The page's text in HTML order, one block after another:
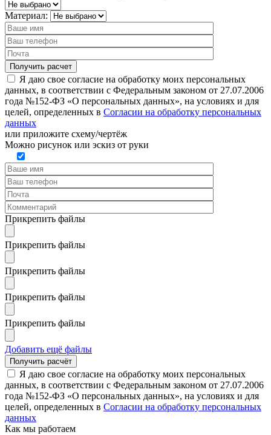
Материал:
Я даю свое согласие на обработку моих персональных
данных, в соответствии с Федеральным законом от 27.07.2006
года №152-ФЗ «О персональных данных», на условиях и для
целей, определенных в Согласии на обработку персональных
данных
или приложите схему/чертёж
Можно рисунок или эскиз от руки
Прикрепить файлы
Прикрепить файлы
Прикрепить файлы
Прикрепить файлы
Прикрепить файлы
Добавить ещё файлы
Я даю свое согласие на обработку моих персональных
данных, в соответствии с Федеральным законом от 27.07.2006
года №152-ФЗ «О персональных данных», на условиях и для
целей, определенных в Согласии на обработку персональных
данных
Как мы работаем